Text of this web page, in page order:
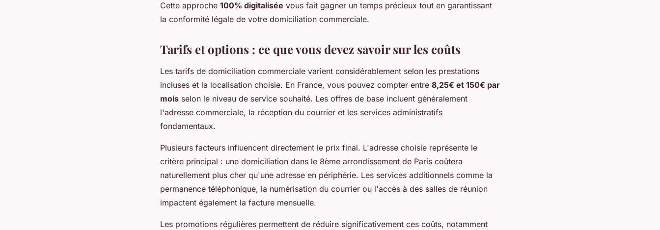
Cette approche 100% digitalisée vous fait gagner un temps précieux tout en garantissant
la conformité légale de votre domiciliation commerciale.
Tarifs et options : ce que vous devez savoir sur les coûts
Les tarifs de domiciliation commerciale varient considérablement selon les prestations
incluses et la localisation choisie. En France, vous pouvez compter entre 8,25€ et 150€ par
mois selon le niveau de service souhaité. Les offres de base incluent généralement
l'adresse commerciale, la réception du courrier et les services administratifs
fondamentaux.
Plusieurs facteurs influencent directement le prix final. L'adresse choisie représente le
critère principal : une domiciliation dans le 8ème arrondissement de Paris coûtera
naturellement plus cher qu'une adresse en périphérie. Les services additionnels comme la
permanence téléphonique, la numérisation du courrier ou l'accès à des salles de réunion
impactent également la facture mensuelle.
Les promotions régulières permettent de réduire significativement ces coûts, notamment